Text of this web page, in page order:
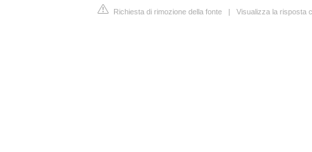
Richiesta di rimozione della fonte | Visualizza la risposta